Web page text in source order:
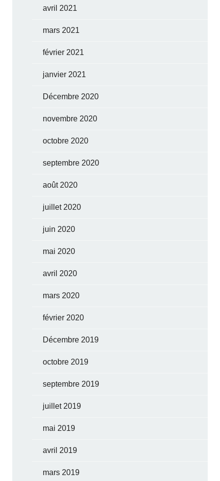
avril 2021
mars 2021
février 2021
janvier 2021
Décembre 2020
novembre 2020
octobre 2020
septembre 2020
août 2020
juillet 2020
juin 2020
mai 2020
avril 2020
mars 2020
février 2020
Décembre 2019
octobre 2019
septembre 2019
juillet 2019
mai 2019
avril 2019
mars 2019